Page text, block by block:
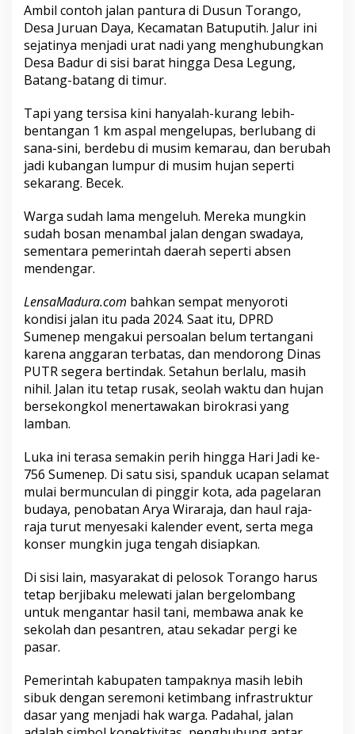
Ambil contoh jalan pantura di Dusun Torango,
Desa Juruan Daya, Kecamatan Batuputih. Jalur ini
sejatinya menjadi urat nadi yang menghubungkan
Desa Badur di sisi barat hingga Desa Legung,
Batang-batang di timur.
Tapi yang tersisa kini hanyalah-kurang lebih-
bentangan 1 km aspal mengelupas, berlubang di
sana-sini, berdebu di musim kemarau, dan berubah
jadi kubangan lumpur di musim hujan seperti
sekarang. Becek.
Warga sudah lama mengeluh. Mereka mungkin
sudah bosan menambal jalan dengan swadaya,
sementara pemerintah daerah seperti absen
mendengar.
LensaMadura.com bahkan sempat menyoroti
kondisi jalan itu pada 2024. Saat itu, DPRD
Sumenep mengakui persoalan belum tertangani
karena anggaran terbatas, dan mendorong Dinas
PUTR segera bertindak. Setahun berlalu, masih
nihil. Jalan itu tetap rusak, seolah waktu dan hujan
bersekongkol menertawakan birokrasi yang
lamban.
Luka ini terasa semakin perih hingga Hari Jadi ke-
756 Sumenep. Di satu sisi, spanduk ucapan selamat
mulai bermunculan di pinggir kota, ada pagelaran
budaya, penobatan Arya Wiraraja, dan haul raja-
raja turut menyesaki kalender event, serta mega
konser mungkin juga tengah disiapkan.
Di sisi lain, masyarakat di pelosok Torango harus
tetap berjibaku melewati jalan bergelombang
untuk mengantar hasil tani, membawa anak ke
sekolah dan pesantren, atau sekadar pergi ke
pasar.
Pemerintah kabupaten tampaknya masih lebih
sibuk dengan seremoni ketimbang infrastruktur
dasar yang menjadi hak warga. Padahal, jalan